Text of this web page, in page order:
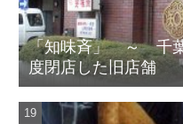
「知味斉」 ～ 千
度閉店した旧店舗